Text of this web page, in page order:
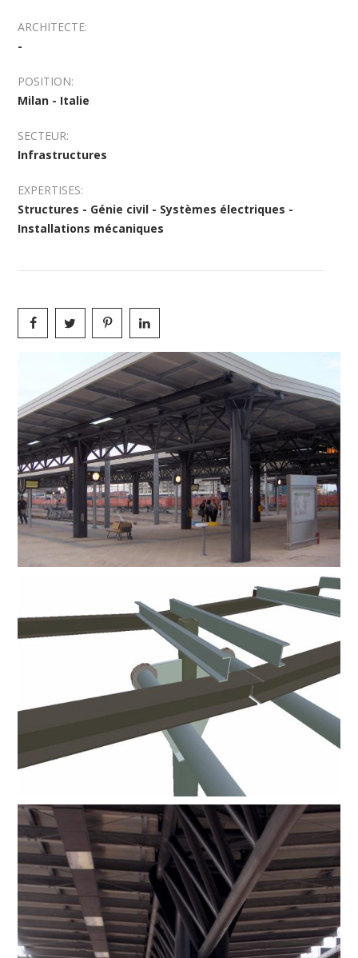
ARCHITECTE:
-
POSITION:
Milan - Italie
SECTEUR:
Infrastructures
EXPERTISES:
Structures - Génie civil - Systèmes électriques -
Installations mécaniques